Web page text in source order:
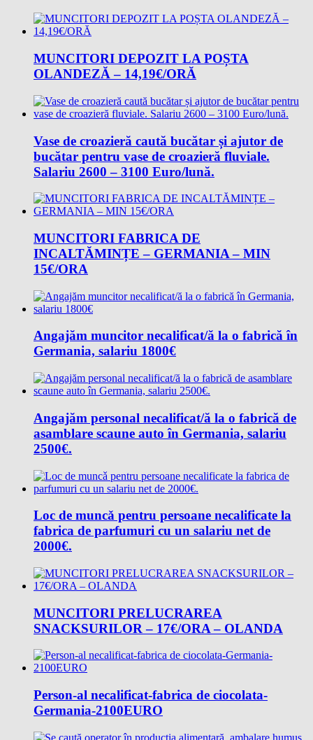
MUNCITORI DEPOZIT LA POȘTA
OLANDEZĂ – 14,19€/ORĂ
Vase de croazieră caută bucătar și ajutor de
bucătar pentru vase de croazieră fluviale.
Salariu 2600 – 3100 Euro/lună.
MUNCITORI FABRICA DE
INCALTĂMINȚE – GERMANIA – MIN
15€/ORA
Angajăm muncitor necalificat/ă la o fabrică în
Germania, salariu 1800€
Angajăm personal necalificat/ă la o fabrică de
asamblare scaune auto în Germania, salariu
2500€.
Loc de muncǎ pentru persoane necalificate la
fabrica de parfumuri cu un salariu net de
2000€.
MUNCITORI PRELUCRAREA
SNACKSURILOR – 17€/ORA – OLANDA
Person-al necalificat-fabrica de ciocolata-
Germania-2100EURO